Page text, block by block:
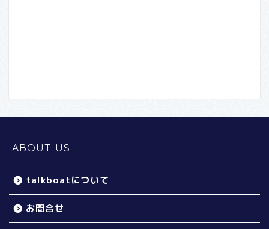
ABOUT US
talkboatについて
お問合せ